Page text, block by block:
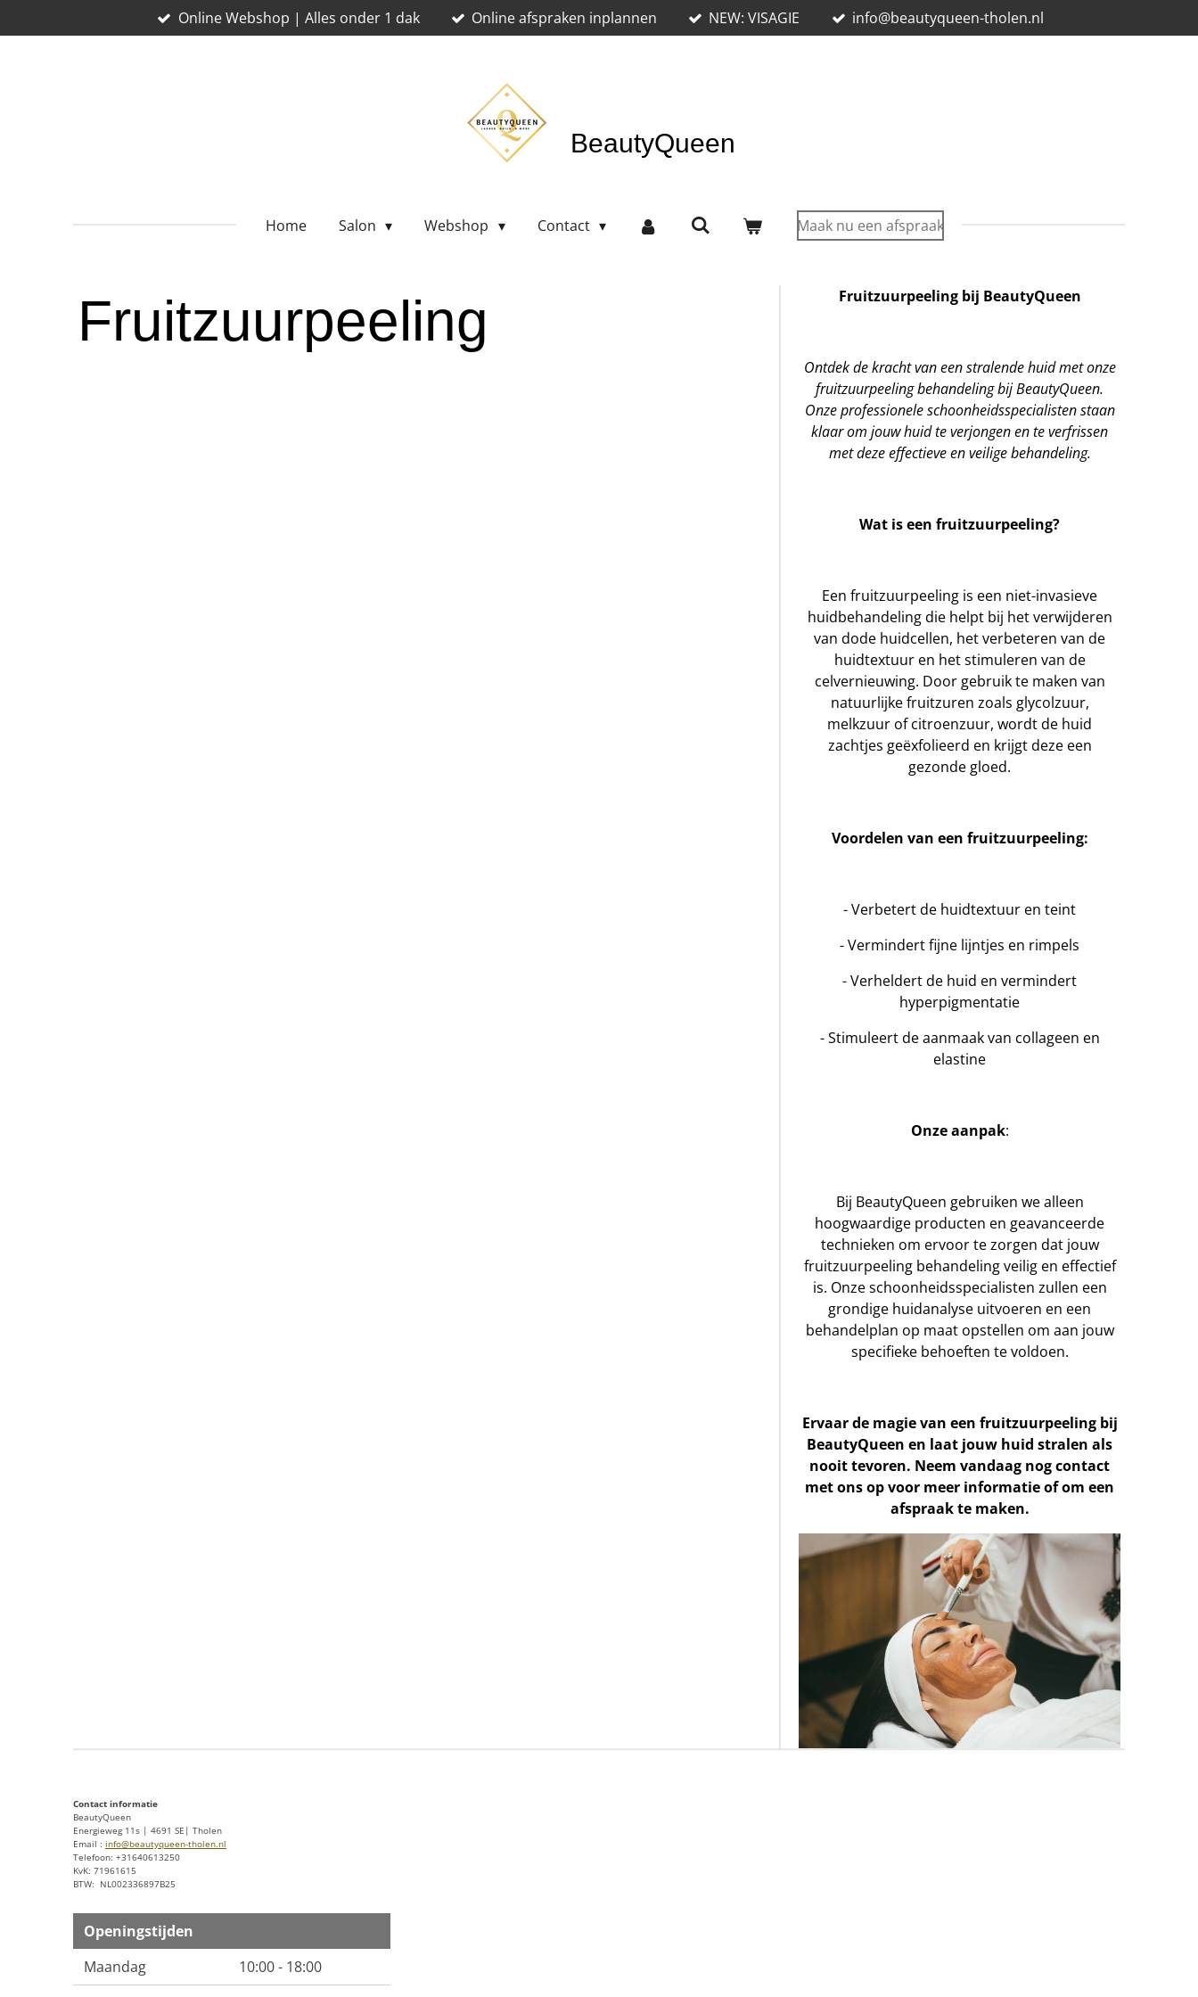
direct
Online Webshop | Alles onder 1 dak Online afspraken inplannen NEW: VISAGIE info@beautyqueen-tholen.nl
BeautyQueen
Home Salon Webshop Contact Maak nu een afspraak
Fruitzuurpeeling Fruitzuurpeeling bij BeautyQueen
Ontdek de kracht van een stralende huid met onze
fruitzuurpeeling behandeling bij BeautyQueen.
Onze professionele schoonheidsspecialisten staan
klaar om jouw huid te verjongen en te verfrissen
met deze effectieve en veilige behandeling.
Wat is een fruitzuurpeeling?
Een fruitzuurpeeling is een niet-invasieve
huidbehandeling die helpt bij het verwijderen
van dode huidcellen, het verbeteren van de
huidtextuur en het stimuleren van de
celvernieuwing. Door gebruik te maken van
natuurlijke fruitzuren zoals glycolzuur,
melkzuur of citroenzuur, wordt de huid
zachtjes geëxfolieerd en krijgt deze een
gezonde gloed.
Voordelen van een fruitzuurpeeling:
- Verbetert de huidtextuur en teint
- Vermindert fijne lijntjes en rimpels
- Verheldert de huid en vermindert
hyperpigmentatie
- Stimuleert de aanmaak van collageen en
elastine
Onze aanpak:
Bij BeautyQueen gebruiken we alleen
hoogwaardige producten en geavanceerde
technieken om ervoor te zorgen dat jouw
fruitzuurpeeling behandeling veilig en effectief
is. Onze schoonheidsspecialisten zullen een
grondige huidanalyse uitvoeren en een
behandelplan op maat opstellen om aan jouw
specifieke behoeften te voldoen.
Ervaar de magie van een fruitzuurpeeling bij
BeautyQueen en laat jouw huid stralen als
nooit tevoren. Neem vandaag nog contact
met ons op voor meer informatie of om een
afspraak te maken.
Contact informatie
BeautyQueen
Energieweg 11s | 4691 SE| Tholen
Email : info@beautyqueen-tholen.nl
Telefoon: +31640613250
KvK: 71961615
BTW: NL002336897B25
Openingstijden
Maandag
10:00 - 18:00